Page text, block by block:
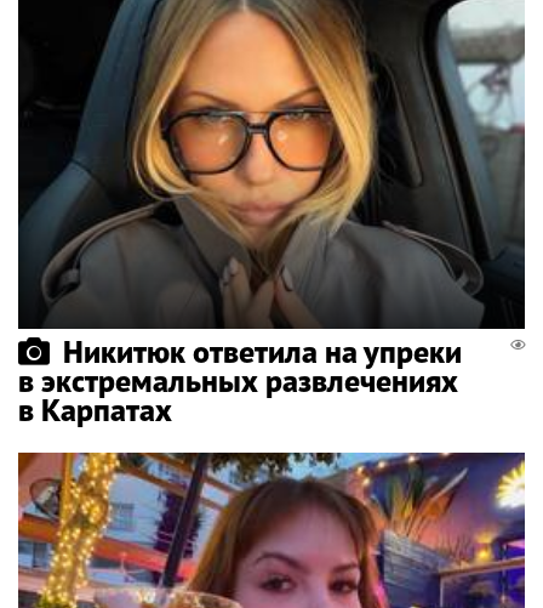
Никитюк ответила на упреки
в экстремальных развлечениях
в Карпатах